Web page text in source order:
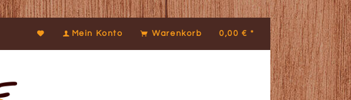
Mein Konto Warenkorb 0,00 € *